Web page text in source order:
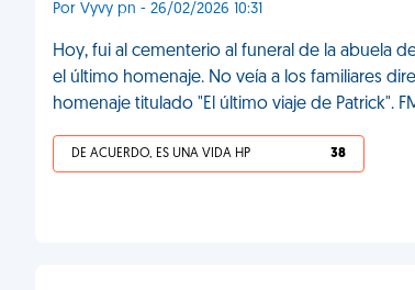
Por Vyvy pn - 26/02/2026 10:31
Hoy, fui al cementerio al funeral de la abuela
el último homenaje. No veía a los familiares
homenaje titulado "El último viaje de Patrick".
DE ACUERDO, ES UNA VIDA HP 38